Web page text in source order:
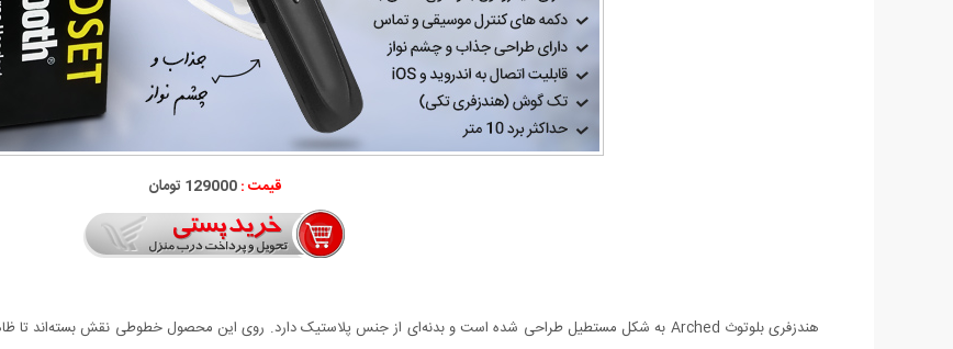
قیمت :129000 تومان